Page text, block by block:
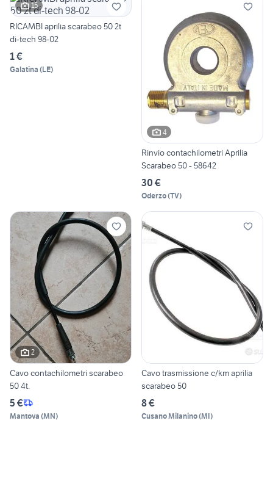
15
RICAMBI aprilia scarabeo 50 2t
di-tech 98-02
1 €
Galatina (LE)
4
Rinvio contachilometri Aprilia
Scarabeo 50 - 58642
30 €
Oderzo(TV)
2
Cavo contachilometri scarabeo
50 4t.
5 €
Mantova (MN)
Cavo trasmissione c/km aprilia
scarabeo 50
8 €
Cusano Milanino(MI)